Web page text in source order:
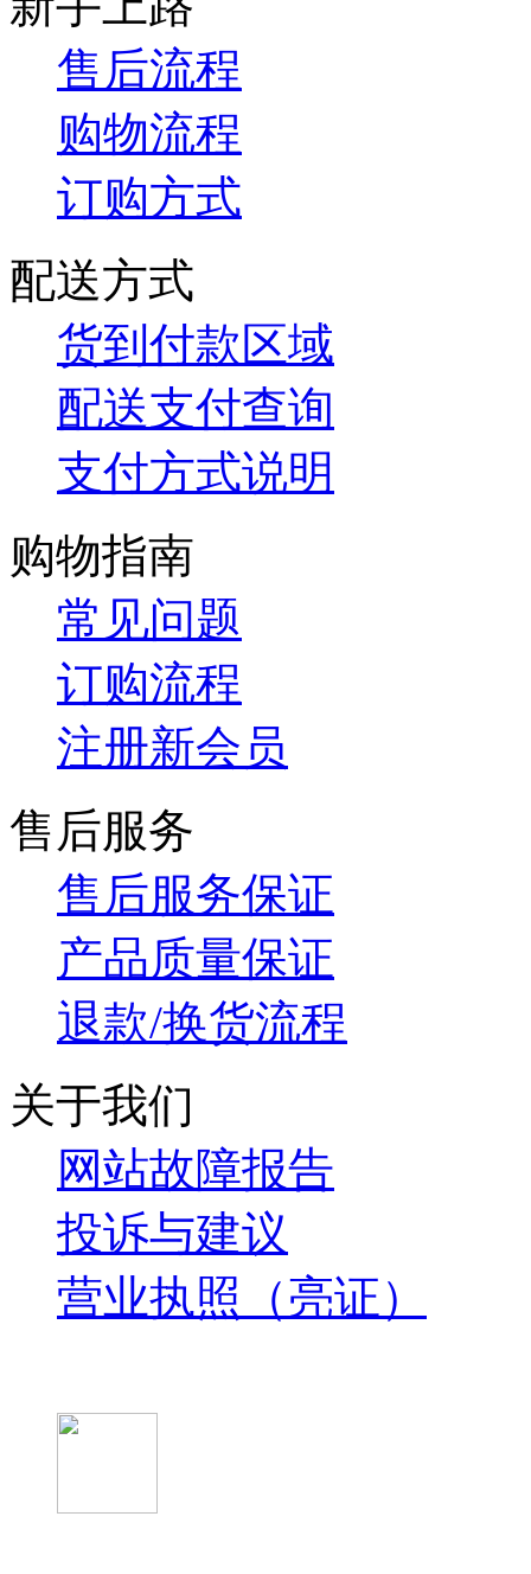
售后流程
购物流程
订购方式
配送方式
货到付款区域
配送支付查询
支付方式说明
购物指南
常见问题
订购流程
注册新会员
售后服务
售后服务保证
产品质量保证
退款/换货流程
关于我们
网站故障报告
投诉与建议
营业执照（亮证）